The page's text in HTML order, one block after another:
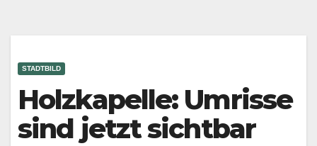
STADTBILD
Holzkapelle: Umrisse
sind jetzt sichtbar